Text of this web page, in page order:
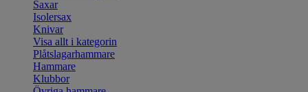
Saxar
Isolersax
Knivar
Visa allt i kategorin
Plåtslagarhammare
Hammare
Klubbor